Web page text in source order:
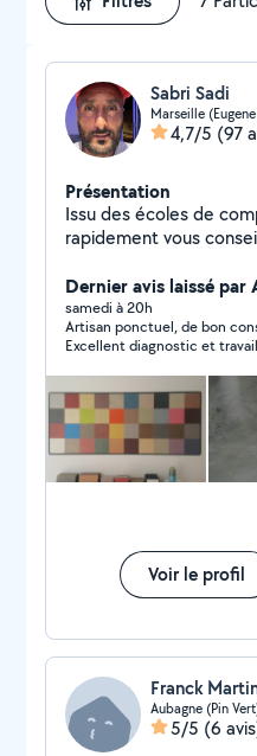
Sabri Sadi
Marseille
4,7/5 (97
Présentation
Issu des écoles de
rapidement vous
Dernier avis laissé par
samedi à 20h
Artisan ponctuel, de bon
Excellent diagnostic et
Voir le profil
Franck
Aubagne (Pin
5/5 (6